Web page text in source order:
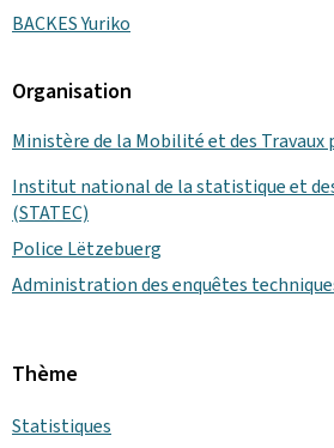
BACKES Yuriko
Organisation
Ministère de la Mobilité et des Travaux
Institut national de la statistique et
(STATEC)
Police Lëtzebuerg
Administration des enquêtes
Thème
Statistiques